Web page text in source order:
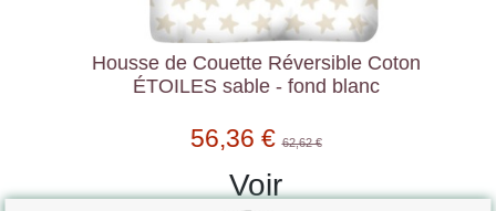
Housse de Couette Réversible Coton
ÉTOILES sable - fond blanc
56,36 €62,62 €
Voir